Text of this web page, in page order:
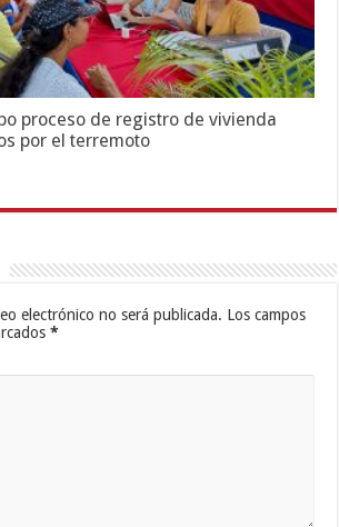
proceso de registro de vivienda
por el terremoto
electrónico no será publicada. Los campos
*